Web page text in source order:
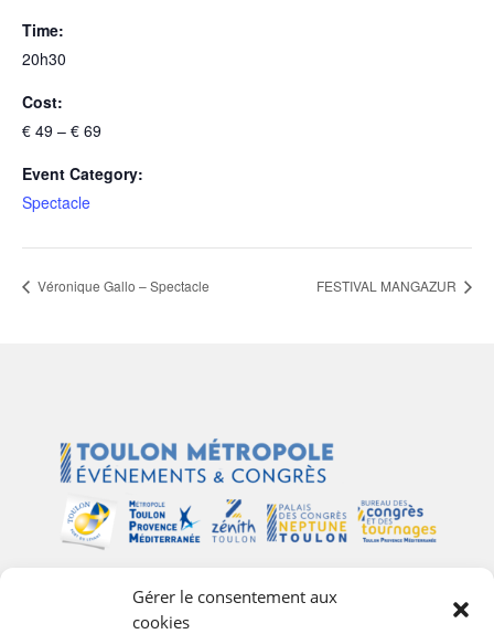
Gérer le consentement aux
cookies
Time:
20h30
Cost:
€ 49 – € 69
Event Category:
Spectacle
Véronique Gallo – Spectacle FESTIVAL MANGAZUR
Plan du site